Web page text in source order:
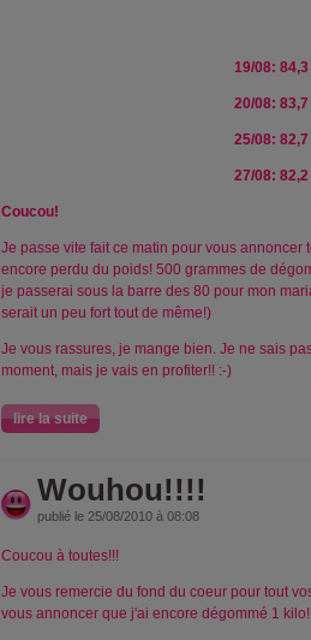
19/08: 84,3
20/08: 83,7
25/08: 82,7
27/08: 82,2
Coucou!
Je passe vite fait ce matin pour vous annoncer
encore perdu du poids! 500 grammes de
je passerai sous la barre des 80 pour mon
serait un peu fort tout de même!)
Je vous rassures, je mange bien. Je ne sais
moment, mais je vais en profiter!! :-)
lire la suite
Wouhou!!!!
publié le 25/08/2010 à 08:08
Coucou à toutes!!!
Je vous remercie du fond du coeur pour tout
vous annoncer que j'ai encore dégommé 1